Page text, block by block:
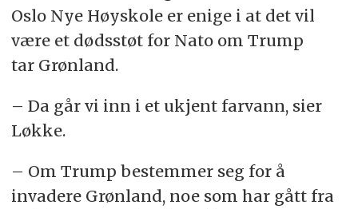
Oslo Nye Høyskole er enige i at det vil
være et dødsstøt for Nato om Trump
tar Grønland.
– Da går vi inn i et ukjent farvann, sier
Løkke.
– Om Trump bestemmer seg for å
invadere Grønland, noe som har gått fra